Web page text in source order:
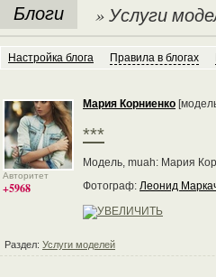
Блоги » Услуги
Настройка блога Правила в блогах
Авторитет
+5968
Мария Корниенко
***
Модель, muah: Мария
Фотограф: Леонид
Раздел: Услуги моделей